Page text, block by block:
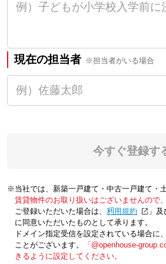
現在の担当者 ※担当者がいる場合
今すぐ登録す
※当社では、新築一戸建て・中古一戸建て・
賃貸物件のお取り扱いはございませんので
ご登録いただいた場合は、「利用規約 」
に同意いただいたものとして承ります。
ドメイン指定受信を設定されている場合に
ことがございます。
「@openhouse-
きるように設定してください。